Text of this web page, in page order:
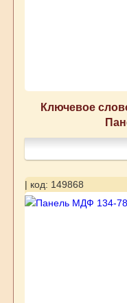
Ключевое
| код: 149868